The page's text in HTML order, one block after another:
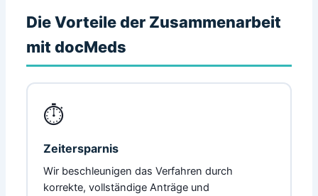
Die Vorteile der Zusammenarbeit
mit docMeds
⏱️
Zeitersparnis
Wir beschleunigen das Verfahren durch
korrekte, vollständige Anträge und